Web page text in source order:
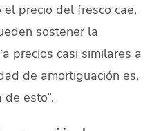
el precio del fresco cae,
sostener la
precios casi similares a
de amortiguación es,
esto”.